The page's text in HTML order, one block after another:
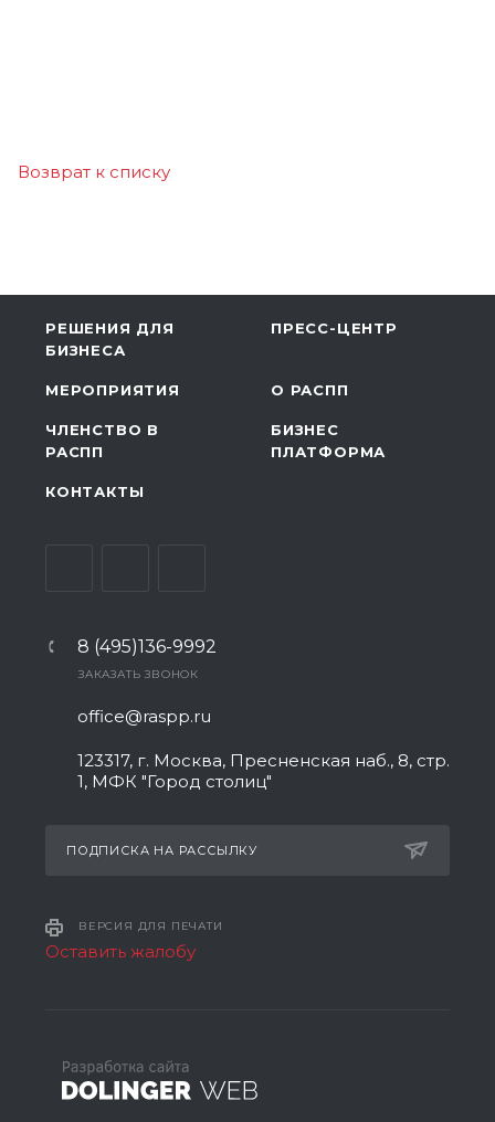
Возврат к списку
РЕШЕНИЯ ДЛЯ
БИЗНЕСА
ПРЕСС-ЦЕНТР
МЕРОПРИЯТИЯ О РАСПП
ЧЛЕНСТВО В
РАСПП
БИЗНЕС
ПЛАТФОРМА
КОНТАКТЫ
8 (495)136-9992
ЗАКАЗАТЬ ЗВОНОК
office@raspp.ru
123317, г. Москва, Пресненская наб., 8, стр.
1, МФК "Город столиц"
ПОДПИСКА НА РАССЫЛКУ
ВЕРСИЯ ДЛЯ ПЕЧАТИ
Оставить жалобу